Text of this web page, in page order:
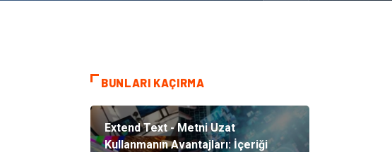
BUNLARI KAÇIRMA
Extend Text - Metni Uzat
Kullanmanın Avantajları: İçeriği